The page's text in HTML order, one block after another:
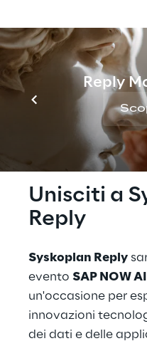
Reply
SAP NOW AI Tour
per presentare
possano fondersi in
capace di
lavoriamo,
Unisciti a
Reply
Syskoplan Reply
evento SAP NOW
un'occasione per
innovazioni
dei dati e delle